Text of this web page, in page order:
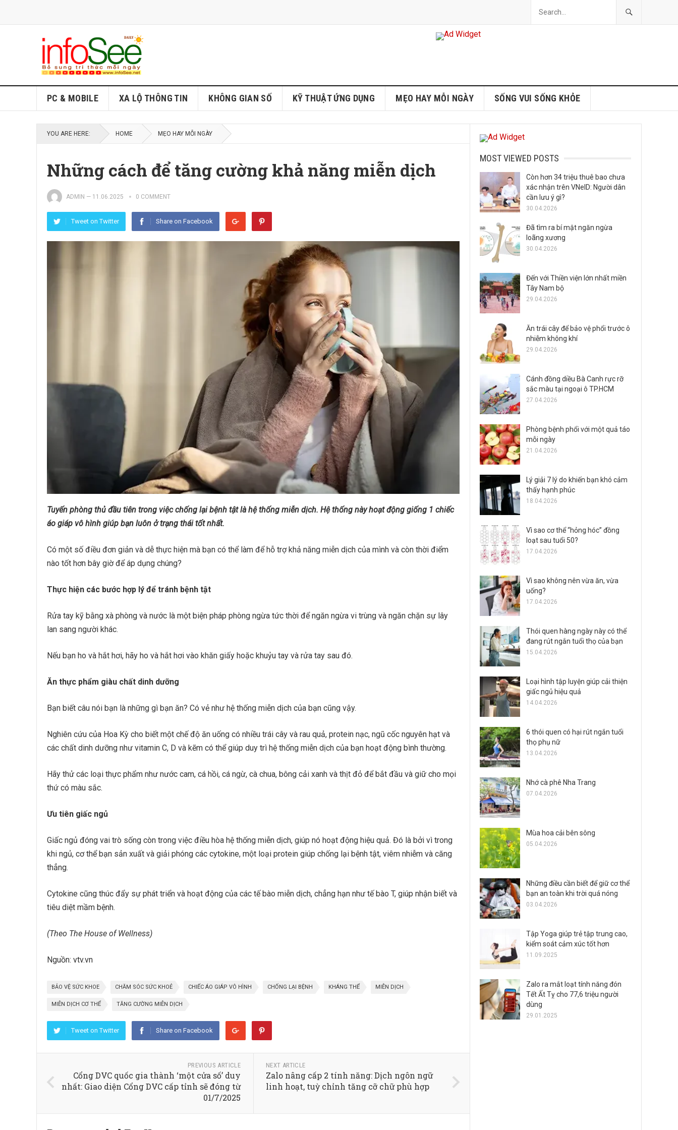
PC & MOBILE XA LỘ THÔNG TIN KHÔNG GIAN SỐ KỸ THUẬT ỨNG DỤNG MẸO HAY MỖI NGÀY SỐNG VUI SỐNG KHỎE
YOU ARE HERE: HOME MẸO HAY MỖI NGÀY
Những cách để tăng cường khả năng miễn dịch
ADMIN — 11.06.2025 0 COMMENT
Tweet on Twitter Share on Facebook
Tuyến phòng thủ đầu tiên trong việc chống lại bệnh tật là hệ thống miễn dịch. Hệ thống này hoạt động giống 1 chiếc
áo giáp vô hình giúp bạn luôn ở trạng thái tốt nhất.
Có một số điều đơn giản và dễ thực hiện mà bạn có thể làm để hỗ trợ khả năng miễn dịch của mình và còn thời điểm
nào tốt hơn bây giờ để áp dụng chúng?
Thực hiện các bước hợp lý để tránh bệnh tật
Rửa tay kỹ bằng xà phòng và nước là một biện pháp phòng ngừa tức thời để ngăn ngừa vi trùng và ngăn chặn sự lây
lan sang người khác.
Nếu bạn ho và hắt hơi, hãy ho và hắt hơi vào khăn giấy hoặc khuỷu tay và rửa tay sau đó.
Ăn thực phẩm giàu chất dinh dưỡng
Bạn biết câu nói bạn là những gì bạn ăn? Có vẻ như hệ thống miễn dịch của bạn cũng vậy.
Nghiên cứu của Hoa Kỳ cho biết một chế độ ăn uống có nhiều trái cây và rau quả, protein nạc, ngũ cốc nguyên hạt và
các chất dinh dưỡng như vitamin C, D và kẽm có thể giúp duy trì hệ thống miễn dịch của bạn hoạt động bình thường.
Hãy thử các loại thực phẩm như nước cam, cá hồi, cá ngừ, cà chua, bông cải xanh và thịt đỏ để bắt đầu và giữ cho mọi
thứ có màu sắc.
Ưu tiên giấc ngủ
Giấc ngủ đóng vai trò sống còn trong việc điều hòa hệ thống miễn dịch, giúp nó hoạt động hiệu quả. Đó là bởi vì trong
khi ngủ, cơ thể bạn sản xuất và giải phóng các cytokine, một loại protein giúp chống lại bệnh tật, viêm nhiễm và căng
thẳng.
Cytokine cũng thúc đẩy sự phát triển và hoạt động của các tế bào miễn dịch, chẳng hạn như tế bào T, giúp nhận biết và
tiêu diệt mầm bệnh.
(Theo The House of Wellness)
Nguồn: vtv.vn
BẢO VỆ SỨC KHOE CHĂM SÓC SỨC KHOẺ CHIẾC ÁO GIÁP VÔ HÌNH CHỐNG LẠI BỆNH KHÁNG THỂ MIỄN DỊCH
MIỄN DỊCH CƠ THỂ TĂNG CƯỜNG MIỄN DỊCH
Tweet on Twitter Share on Facebook
PREVIOUS ARTICLE
Cổng DVC quốc gia thành ‘một cửa số’ duy
nhất: Giao diện Cổng DVC cấp tỉnh sẽ đóng từ
01/7/2025
NEXT ARTICLE
Zalo nâng cấp 2 tính năng: Dịch ngôn ngữ
linh hoạt, tuỳ chỉnh tăng cỡ chữ phù hợp
MOST VIEWED POSTS
Còn hơn 34 triệu thuê bao chưa
xác nhận trên VNeID: Người dân
cần lưu ý gì?
30.04.2026
Đã tìm ra bí mật ngăn ngừa
loãng xương
30.04.2026
Đến với Thiền viện lớn nhất miền
Tây Nam bộ
29.04.2026
Ăn trái cây để bảo vệ phổi trước ô
nhiễm không khí
29.04.2026
Cánh đồng diều Bà Canh rực rỡ
sắc màu tại ngoại ô TP.HCM
27.04.2026
Phòng bệnh phổi với một quả táo
mỗi ngày
21.04.2026
Lý giải 7 lý do khiến bạn khó cảm
thấy hạnh phúc
18.04.2026
Vì sao cơ thể “hỏng hóc” đồng
loạt sau tuổi 50?
17.04.2026
Vì sao không nên vừa ăn, vừa
uống?
17.04.2026
Thói quen hàng ngày này có thể
đang rút ngắn tuổi thọ của bạn
15.04.2026
Loại hình tập luyện giúp cải thiện
giấc ngủ hiệu quả
14.04.2026
6 thói quen có hại rút ngắn tuổi
thọ phụ nữ
13.04.2026
Nhớ cà phê Nha Trang
07.04.2026
Mùa hoa cải bên sông
05.04.2026
Những điều cần biết để giữ cơ thể
bạn an toàn khi trời quá nóng
03.04.2026
Tập Yoga giúp trẻ tập trung cao,
kiểm soát cảm xúc tốt hơn
11.09.2025
Zalo ra mắt loạt tính năng đón
Tết Ất Tỵ cho 77,6 triệu người
dùng
29.01.2025